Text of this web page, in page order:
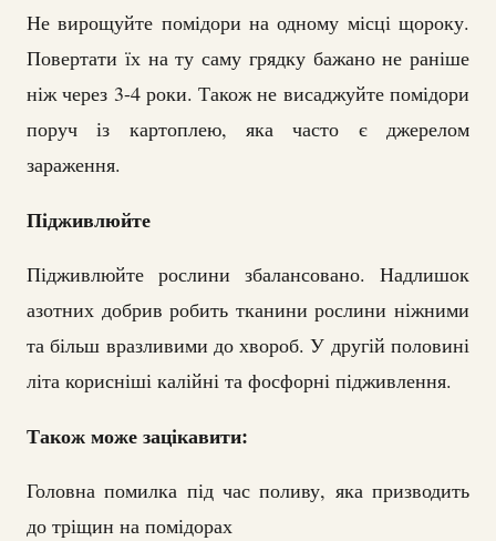
Не вирощуйте помідори на одному місці щороку.
Повертати їх на ту саму грядку бажано не раніше
ніж через 3-4 роки. Також не висаджуйте помідори
поруч із картоплею, яка часто є джерелом
зараження.
Підживлюйте
Підживлюйте рослини збалансовано. Надлишок
азотних добрив робить тканини рослини ніжними
та більш вразливими до хвороб. У другій половині
літа корисніші калійні та фосфорні підживлення.
Також може зацікавити:
Головна помилка під час поливу, яка призводить
до тріщин на помідорах